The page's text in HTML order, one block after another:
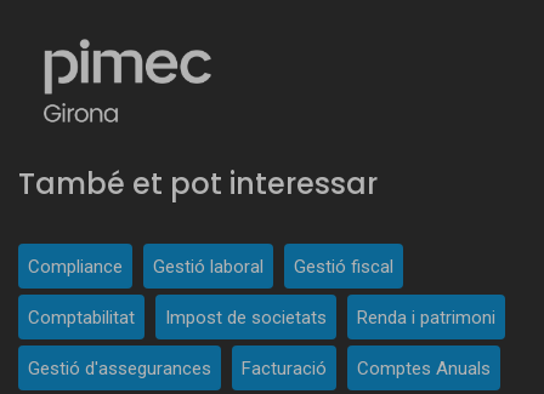
També et pot interessar
Compliance Gestió laboral Gestió fiscal
Comptabilitat Impost de societats Renda i patrimoni
Gestió d'assegurances Facturació Comptes Anuals